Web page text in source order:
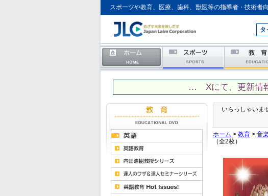
スポーツや教育、医療、歯科、獣医等の指導者・技術者
タ
… Xにて、更新情
いらっしゃい
ホーム > 教育 > 音
（全2枚）